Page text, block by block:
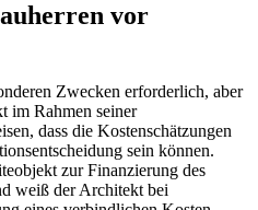
vor
Zwecken erforderlich, aber
im Rahmen seiner
dass die Kostenschätzungen
sein können.
zur ­Finanzierung des
weiß der Architekt bei